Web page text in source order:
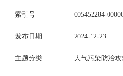
索引号 005452284-
发布日期 2024-12-23
主题分类 大气污染防治攻